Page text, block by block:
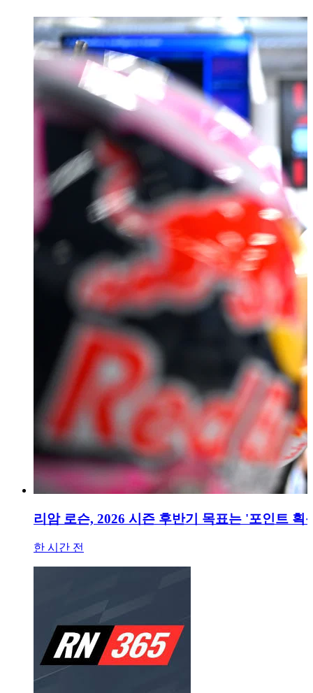
리암 로슨, 2026 시즌 후반기 목표는 '포인트 획
한 시간 전